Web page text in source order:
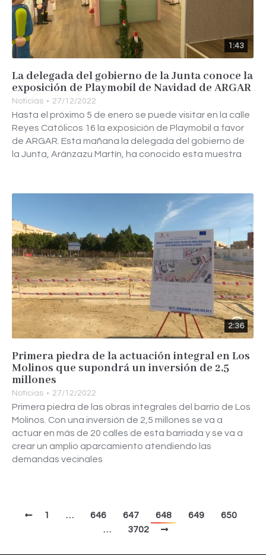
1:43
La delegada del gobierno de la Junta conoce la
exposición de Playmobil de Navidad de ARGAR
Noticias 27/12/2022
Hasta el próximo 5 de enero se puede visitar en la calle
Reyes Católicos 16 la exposición de Playmobil a favor
de ARGAR. Esta mañana la delegada del gobierno de
la Junta, Aránzazu Martín, ha conocido esta muestra
2:36
Primera piedra de la actuación integral en Los
Molinos que supondrá un inversión de 2,5
millones
Noticias 27/12/2022
Primera piedra de las obras integrales del barrio de Los
Molinos. Con una inversión de 2,5 millones se va a
actuar en más de 20 calles de esta barriada y se va a
crear un amplio aparcamiento atendiendo las
demandas vecinales
1 … 646 647 648 649
650
…
3702